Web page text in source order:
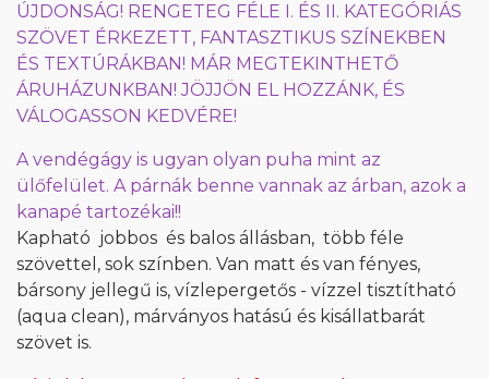
ÚJDONSÁG! RENGETEG FÉLE I. ÉS II. KATEGÓRIÁS
SZÖVET ÉRKEZETT, FANTASZTIKUS SZÍNEKBEN
ÉS TEXTÚRÁKBAN! MÁR MEGTEKINTHETŐ
ÁRUHÁZUNKBAN! JÖJJÖN EL HOZZÁNK, ÉS
VÁLOGASSON KEDVÉRE!
A vendégágy is ugyan olyan puha mint az
ülőfelület. A párnák benne vannak az árban, azok a
kanapé tartozékai!!
Kapható jobbos és balos állásban, több féle
szövettel, sok színben. Van matt és van fényes,
bársony jellegű is, vízlepergetős - vízzel tisztítható
(aqua clean), márványos hatású és kisállatbarát
szövet is.